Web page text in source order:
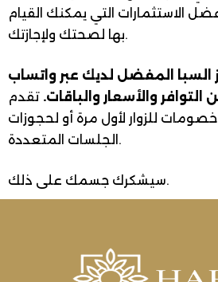
الاستثمارات التي يمكنك القيام
بها لصحتك ولإجازتك.
السبا المفضل لديك عبر واتساب
التوافر والأسعار والباقات. تقدم
خصومات للزوار لأول مرة أو لحجوزات
الجلسات المتعددة.
سيشكرك جسمك على ذلك.